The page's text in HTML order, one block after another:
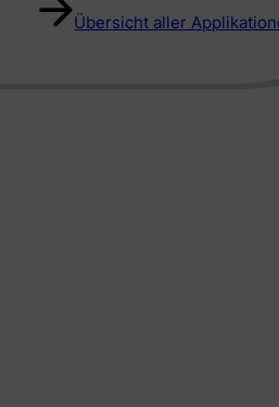
Übersicht aller